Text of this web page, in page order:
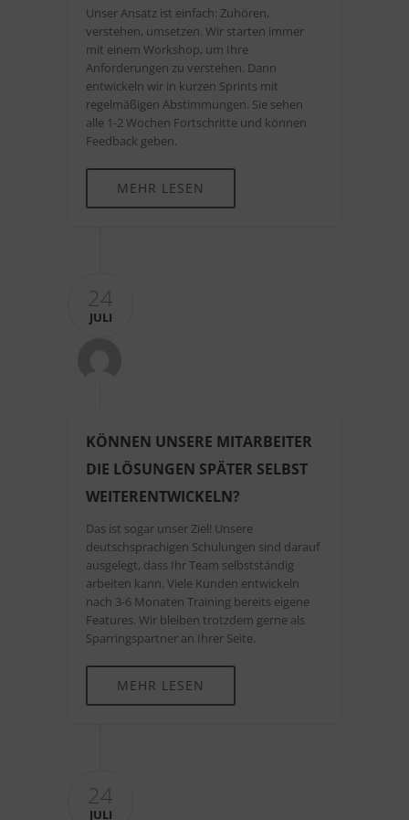
Unser Ansatz ist einfach: Zuhören,
verstehen, umsetzen. Wir starten immer
mit einem Workshop, um Ihre
Anforderungen zu verstehen. Dann
entwickeln wir in kurzen Sprints mit
regelmäßigen Abstimmungen. Sie sehen
alle 1-2 Wochen Fortschritte und können
Feedback geben.
MEHR LESEN
24
JULI
KÖNNEN UNSERE MITARBEITER
DIE LÖSUNGEN SPÄTER SELBST
WEITERENTWICKELN?
Das ist sogar unser Ziel! Unsere
deutschsprachigen Schulungen sind darauf
ausgelegt, dass Ihr Team selbstständig
arbeiten kann. Viele Kunden entwickeln
nach 3-6 Monaten Training bereits eigene
Features. Wir bleiben trotzdem gerne als
Sparringspartner an Ihrer Seite.
MEHR LESEN
24
JULI